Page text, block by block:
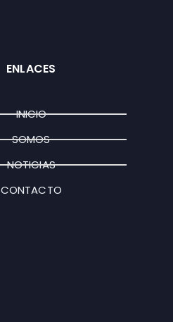
ENLACES
INICIO
SOMOS
NOTICIAS
CONTACTO